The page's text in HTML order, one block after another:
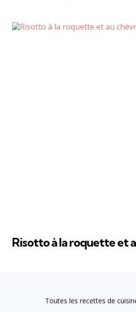
Risotto à la roquette et
Toutes les recettes de